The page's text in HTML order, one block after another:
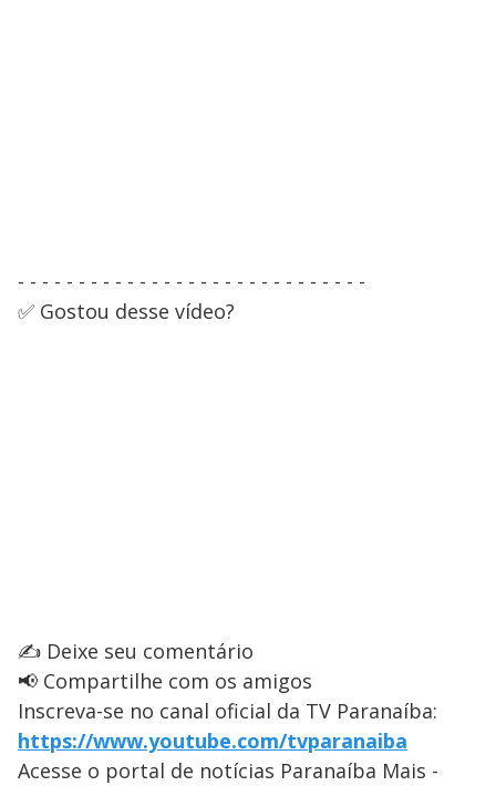
- - - - - - - - - - - - - - - - - - - - - - - - - - - - -
✅ Gostou desse vídeo?
✍️ Deixe seu comentário
📢 Compartilhe com os amigos
Inscreva-se no canal oficial da TV Paranaíba:
https://www.youtube.com/tvparanaiba
Acesse o portal de notícias Paranaíba Mais -